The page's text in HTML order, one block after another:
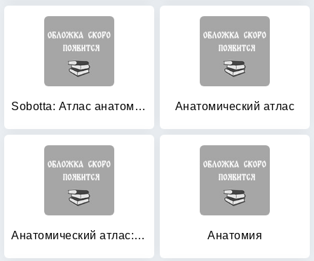
Sobotta: Атлас анатомии человека. В 2-х томах. Том 2: Туловище. Внутренние органы. Нижняя конечность. + брошюра Анатомический атлас
Анатомический атлас: Основы строения и физиологии человека Анатомия